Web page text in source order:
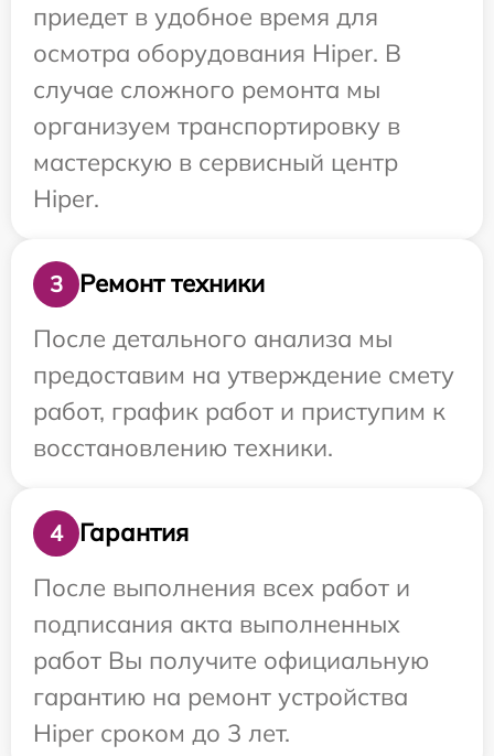
приедет в удобное время для
осмотра оборудования Hiper. В
случае сложного ремонта мы
организуем транспортировку в
мастерскую в сервисный центр
Hiper.
3
Ремонт техники
После детального анализа мы
предоставим на утверждение смету
работ, график работ и приступим к
восстановлению техники.
4
Гарантия
После выполнения всех работ и
подписания акта выполненных
работ Вы получите официальную
гарантию на ремонт устройства
Hiper сроком до 3 лет.